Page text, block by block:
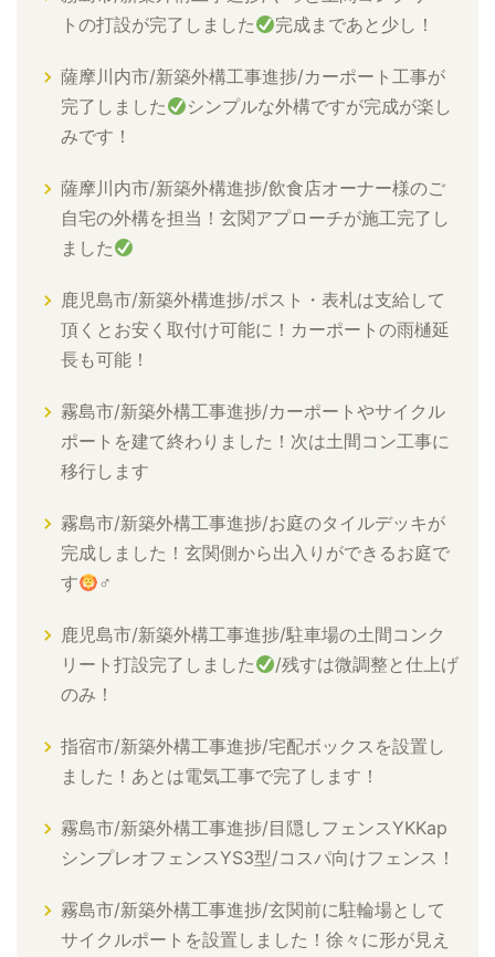
トの打設が完了しました
完成まであと少し！
薩摩川内市/新築外構工事進捗/カーポート工事が
完了しました
シンプルな外構ですが完成が楽し
みです！
薩摩川内市/新築外構進捗/飲食店オーナー様のご
自宅の外構を担当！玄関アプローチが施工完了し
ました
鹿児島市/新築外構進捗/ポスト・表札は支給して
頂くとお安く取付け可能に！カーポートの雨樋延
長も可能！
霧島市/新築外構工事進捗/カーポートやサイクル
ポートを建て終わりました！次は土間コン工事に
移行します
霧島市/新築外構工事進捗/お庭のタイルデッキが
完成しました！玄関側から出入りができるお庭で
す
‍♂
鹿児島市/新築外構工事進捗/駐車場の土間コンク
リート打設完了しました
/残すは微調整と仕上げ
のみ！
指宿市/新築外構工事進捗/宅配ボックスを設置し
ました！あとは電気工事で完了します！
霧島市/新築外構工事進捗/目隠しフェンスYKKap
シンプレオフェンスYS3型/コスパ向けフェンス！
霧島市/新築外構工事進捗/玄関前に駐輪場として
サイクルポートを設置しました！徐々に形が見え